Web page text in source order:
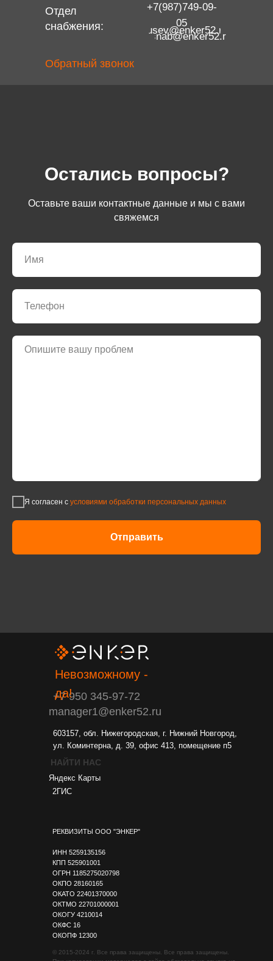
Отдел
снабжения:
Обратный звонок
gusev@enker52.ru
snab@enker52.ru
+7(987)749-09-
05
Остались вопросы?
Оставьте ваши контактные данные и мы с вами
свяжемся
Я согласен с условиями обработки персональных данных
Отправить
© 2015-2024 г. Все права защищены. Все права защищены.
Яндекс Карты
2ГИС
НАЙТИ НАС
+7 950 345-97-72
manager1@enker52.ru
603157, обл. Нижегородская, г. Нижний Новгород,
ул. Коминтерна, д. 39, офис 413, помещение п5
Невозможному -
да!
РЕКВИЗИТЫ ООО "ЭНКЕР"
ИНН 5259135156
КПП 525901001
ОГРН 1185275020798
ОКПО 28160165
ОКАТО 22401370000
ОКТМО 22701000001
ОКОГУ 4210014
ОКФС 16
ОКОПФ 12300